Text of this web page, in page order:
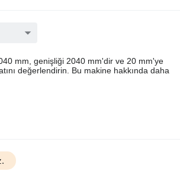
mm, genişliği 2040 mm'dir ve 20 mm'ye
değerlendirin. Bu makine hakkında daha